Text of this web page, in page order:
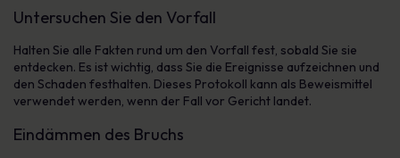
Untersuchen Sie den Vorfall
Halten Sie alle Fakten rund um den Vorfall fest, sobald Sie sie
entdecken. Es ist wichtig, dass Sie die Ereignisse aufzeichnen und
den Schaden festhalten. Dieses Protokoll kann als Beweismittel
verwendet werden, wenn der Fall vor Gericht landet.
Eindämmen des Bruchs